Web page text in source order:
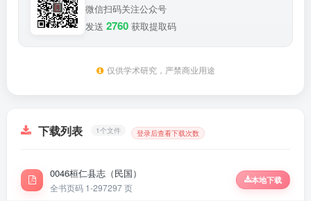
微信扫码关注公众号
发送 2760 获取提取码
仅供学术研究，严禁商业用途
下载列表 1个文件 登录后查看下载次数
0046桓仁县志（民国）
全书页码 1-297297 页
本地下载